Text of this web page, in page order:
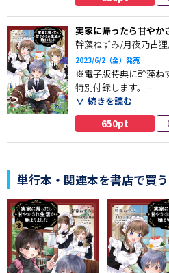
実は資産家の息子だっ
突然＜西蓮寺陽斗＞と
今までと180度違う日
周りからの愛情を受け
夢だった高校へ通うた
受験勉強をすることに
独学だった陽斗は英語
実家に帰ったら甘やか
幹藻ねずみ/月夜乃古
2023/6/2（金）発売
※電子版特典に幹藻ね
特別付録します。
学校では同級生からい
家に帰れば両親から虐
――辛い日々を過ごす少
周囲の優しい人達に見
そんなある日、彼の前
名乗る一人の女性が
人生一変！ちっちゃか
シンデレラボーイスト
続きを読む
650pt
単行本・関連本を書店で買う